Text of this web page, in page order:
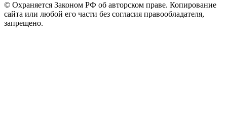
© Охраняется Законом РФ об авторском праве. Копирование
сайта или любой его части без согласия правообладателя,
запрещено.